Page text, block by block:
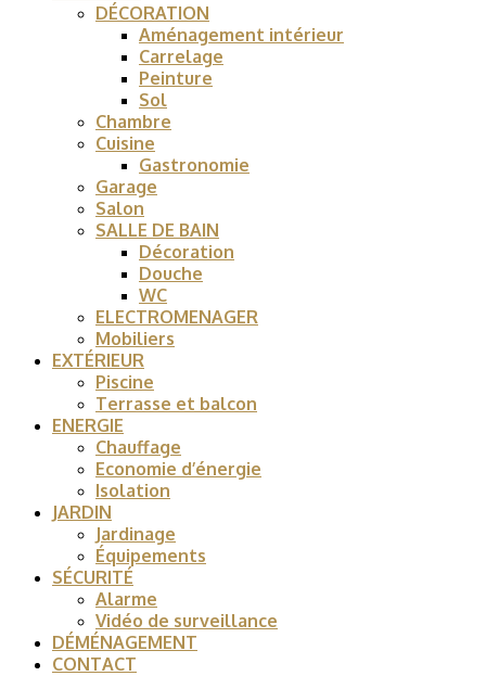
DÉCORATION
Aménagement intérieur
Carrelage
Peinture
Sol
Chambre
Cuisine
Gastronomie
Garage
Salon
SALLE DE BAIN
Décoration
Douche
WC
ELECTROMENAGER
Mobiliers
EXTÉRIEUR
Piscine
Terrasse et balcon
ENERGIE
Chauffage
Economie d’énergie
Isolation
JARDIN
Jardinage
Équipements
SÉCURITÉ
Alarme
Vidéo de surveillance
DÉMÉNAGEMENT
CONTACT